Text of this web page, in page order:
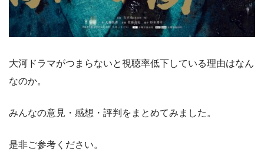
大河ドラマがつまらないと視聴率低下している理由はなん
なのか。
みんなの意見・感想・評判をまとめてみました。
是非ご参考ください。